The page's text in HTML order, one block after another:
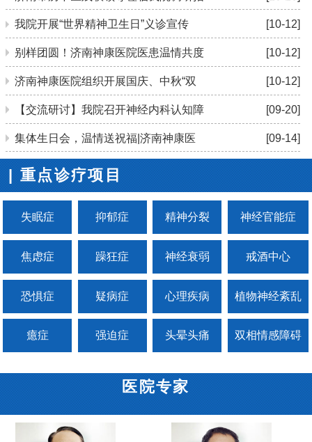
我院开展“世界精神卫生日”义诊宣传 [10-12]
别样团圆！济南神康医院医患温情共度 [10-12]
济南神康医院组织开展国庆、中秋“双 [10-12]
【交流研讨】我院召开神经内科认知障 [09-20]
集体生日会，温情送祝福|济南神康医 [09-14]
| 重点诊疗项目
失眠症 抑郁症 精神分裂 神经官能症
焦虑症 躁狂症 神经衰弱 戒酒中心
恐惧症 疑病症 心理疾病 植物神经紊乱
癔症 强迫症 头晕头痛 双相情感障碍
医院专家